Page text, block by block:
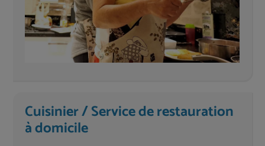
Cuisinier / Service de restauration
à domicile